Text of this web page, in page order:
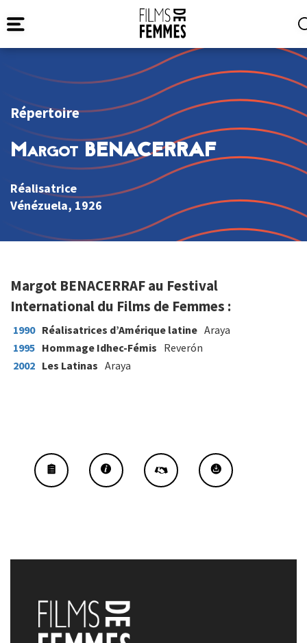
Répertoire
Margot BENACERRAF
Réalisatrice
Vénézuela, 1926
Margot BENACERRAF au Festival
International du Films de Femmes :
1990 Réalisatrices d’Amérique latine Araya
1995 Hommage Idhec-Fémis Reverón
2002 Les Latinas Araya